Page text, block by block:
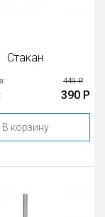
Стакан
449 Р
390 Р
В корзину